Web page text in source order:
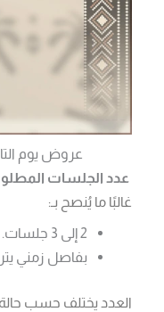
عروض يوم
عدد الجلسات
غالبًا ما يُنصح بـ:
2 إلى 3 جلسات.
بفاصل زمني يتراوح بين 2
العدد يختلف حسب حالة